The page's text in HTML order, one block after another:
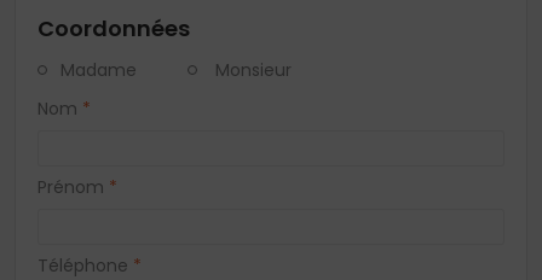
Coordonnées
Madame
Monsieur
Nom *
Prénom *
Téléphone *